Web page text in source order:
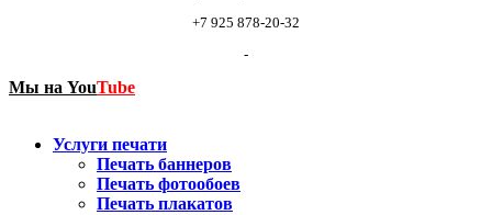
+7 925 878-20-32
-
Мы на YouTube
Услуги печати
Печать баннеров
Печать фотообоев
Печать плакатов